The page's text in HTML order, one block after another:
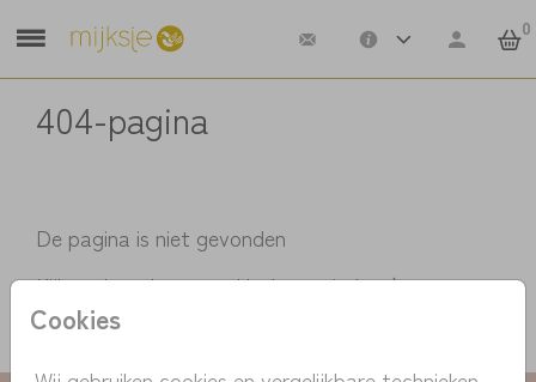
0
Cookies
404-pagina
De pagina is niet gevonden
Kijk snel verder, zoveel leuks te vinden :)